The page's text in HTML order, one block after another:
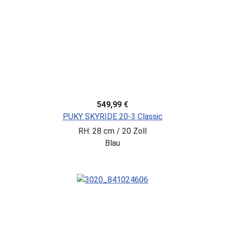
549,99 €
PUKY SKYRIDE 20-3 Classic
RH: 28 cm / 20 Zoll
Blau